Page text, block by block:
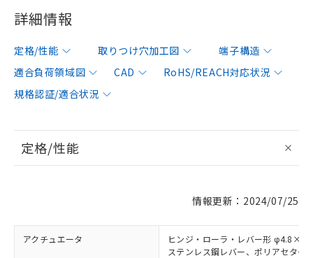
詳細情報
定格/性能 取りつけ穴加工図
端子構造
適合負荷領域図
CAD
RoHS/REACH対応状況
規格認証/適合状況
定格/性能
情報更新：2024/07/25
アクチュエータ
ヒンジ・ローラ・レバー形
ステンレス鋼レバー、ポリアセター